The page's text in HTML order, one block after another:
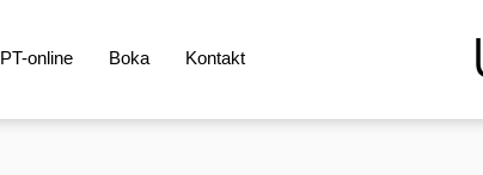
PT-online Boka Kontakt